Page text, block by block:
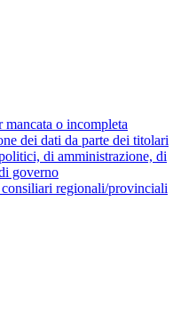
mancata o incompleta
dei dati da parte dei titolari
di amministrazione, di
governo
regionali/provinciali